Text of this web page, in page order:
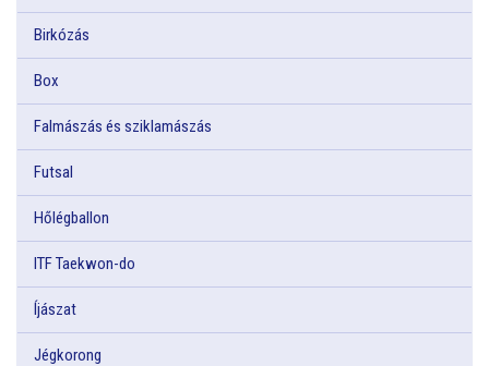
Birkózás
Box
Falmászás és sziklamászás
Futsal
Hőlégballon
ITF Taekwon-do
Íjászat
Jégkorong